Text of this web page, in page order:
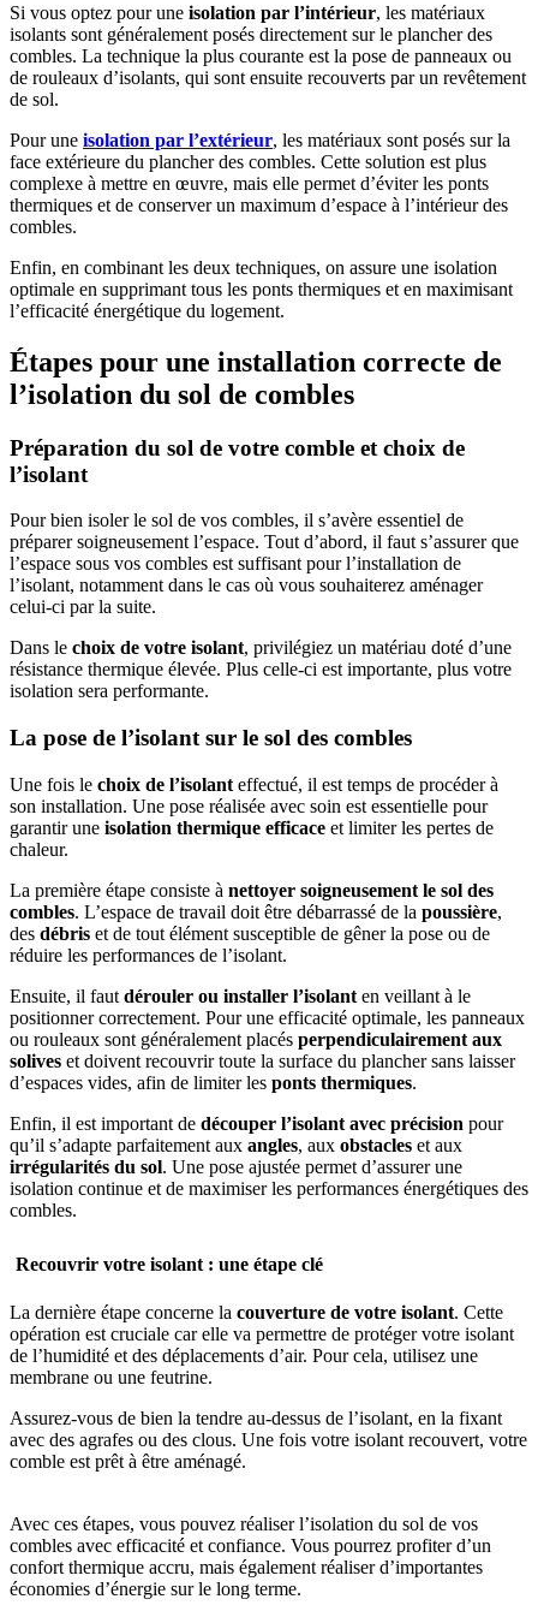
Si vous optez pour une isolation par l’intérieur, les matériaux
isolants sont généralement posés directement sur le plancher des
combles. La technique la plus courante est la pose de panneaux ou
de rouleaux d’isolants, qui sont ensuite recouverts par un revêtement
de sol.
Pour une isolation par l’extérieur, les matériaux sont posés sur la
face extérieure du plancher des combles. Cette solution est plus
complexe à mettre en œuvre, mais elle permet d’éviter les ponts
thermiques et de conserver un maximum d’espace à l’intérieur des
combles.
Enfin, en combinant les deux techniques, on assure une isolation
optimale en supprimant tous les ponts thermiques et en maximisant
l’efficacité énergétique du logement.
Étapes pour une installation correcte de
l’isolation du sol de combles
Préparation du sol de votre comble et choix de
l’isolant
Pour bien isoler le sol de vos combles, il s’avère essentiel de
préparer soigneusement l’espace. Tout d’abord, il faut s’assurer que
l’espace sous vos combles est suffisant pour l’installation de
l’isolant, notamment dans le cas où vous souhaiterez aménager
celui-ci par la suite.
Dans le choix de votre isolant, privilégiez un matériau doté d’une
résistance thermique élevée. Plus celle-ci est importante, plus votre
isolation sera performante.
La pose de l’isolant sur le sol des combles
Une fois le choix de l’isolant effectué, il est temps de procéder à
son installation. Une pose réalisée avec soin est essentielle pour
garantir une isolation thermique efficace et limiter les pertes de
chaleur.
La première étape consiste à nettoyer soigneusement le sol des
combles. L’espace de travail doit être débarrassé de la poussière,
des débris et de tout élément susceptible de gêner la pose ou de
réduire les performances de l’isolant.
Ensuite, il faut dérouler ou installer l’isolant en veillant à le
positionner correctement. Pour une efficacité optimale, les panneaux
ou rouleaux sont généralement placés perpendiculairement aux
solives et doivent recouvrir toute la surface du plancher sans laisser
d’espaces vides, afin de limiter les ponts thermiques.
Enfin, il est important de découper l’isolant avec précision pour
qu’il s’adapte parfaitement aux angles, aux obstacles et aux
irrégularités du sol. Une pose ajustée permet d’assurer une
isolation continue et de maximiser les performances énergétiques des
combles.
Recouvrir votre isolant : une étape clé
La dernière étape concerne la couverture de votre isolant. Cette
opération est cruciale car elle va permettre de protéger votre isolant
de l’humidité et des déplacements d’air. Pour cela, utilisez une
membrane ou une feutrine.
Assurez-vous de bien la tendre au-dessus de l’isolant, en la fixant
avec des agrafes ou des clous. Une fois votre isolant recouvert, votre
comble est prêt à être aménagé.
Avec ces étapes, vous pouvez réaliser l’isolation du sol de vos
combles avec efficacité et confiance. Vous pourrez profiter d’un
confort thermique accru, mais également réaliser d’importantes
économies d’énergie sur le long terme.